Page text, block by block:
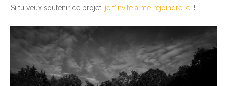
Si tu veux soutenir ce projet, je t'invite à me rejoindre ici !